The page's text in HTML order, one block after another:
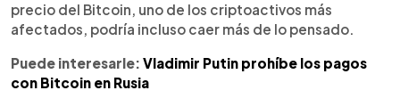
precio del Bitcoin, uno de los criptoactivos más
afectados, podría incluso caer más de lo pensado.
Puede interesarle: Vladimir Putin prohíbe los pagos
con Bitcoin en Rusia